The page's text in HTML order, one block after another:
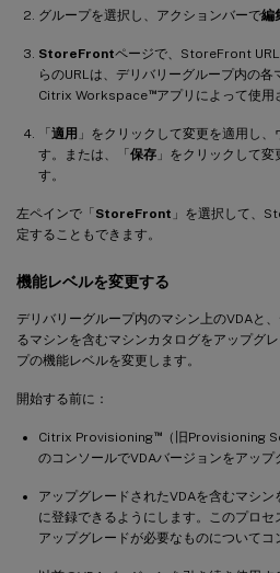
グループを選択し、アクションバーで編
StoreFrontページで、StoreFront
らのURLは、デリバリーグループ内の
Citrix Workspace™アプリによって使用
「適用 」をクリックして変更を適用し
す。または、「保存 」をクリックして
す。
左ペインで「StoreFront 」を選択して、
定することもできます。
機能レベルを変更する
デリバリーグループ内のマシン上のVDAと
るマシンを含むマシンカタログをアップグ
プの機能レベルを変更します。
開始する前に：
Citrix Provisioning™（旧Provisioning
のコンソールでVDAバージョンをアップ
アップグレードされたVDAを含むマシ
に登録できるようにします。このプロ
アップグレードが必要なものについてコ